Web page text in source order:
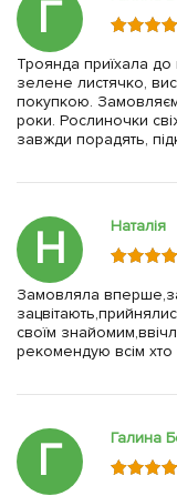
Г
Троянда приїхала
зелене листячко,
покупкою.
роки. Рослиночки
завжди порадять,
Н Наталія
Замовляла
своїм
рекомендую всім хто
Г Галина